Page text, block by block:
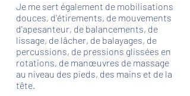
Je me sert également de mobilisations
douces, d'étirements, de mouvements
d'apesanteur, de balancements, de
lissage, de lâcher, de balayages, de
percussions, de pressions glissées en
rotations, de manœuvres de massage
au niveau des pieds, des mains et de la
tête.